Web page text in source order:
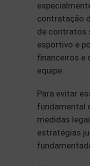
contratação
de contratos
esportivo e
financeiros e
equipe.
Para evitar
fundamental
medidas
estratégias